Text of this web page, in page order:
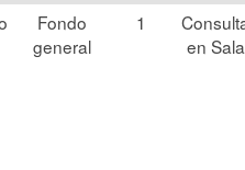
Fondo
general
1
en Sala